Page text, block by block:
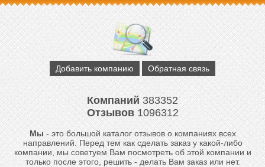
Добавить компанию Обратная связь
Компаний383352
Отзывов1096312
Мы- это большой каталог отзывов о компаниях всех
направлений. Перед тем как сделать заказ у какой-либо
компании, мы советуем Вам посмотреть об этой компании и
только после этого, решить - делать Вам заказ или нет.